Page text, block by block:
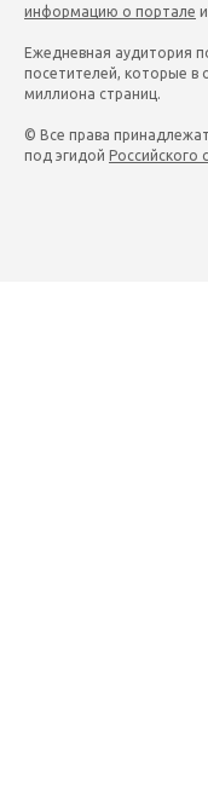
информацию о портале и
Ежедневная аудитория
посетителей, которые
миллиона страниц.
© Все права
под эгидой Российского